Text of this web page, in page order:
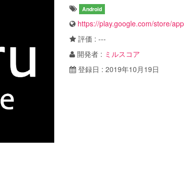
Android
https://play.google.com/store/
評価 : ---
開発者 : ミルスコア
登録日 : 2019年10月19日